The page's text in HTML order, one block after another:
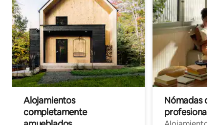
Alojamientos
completamente
Nómadas